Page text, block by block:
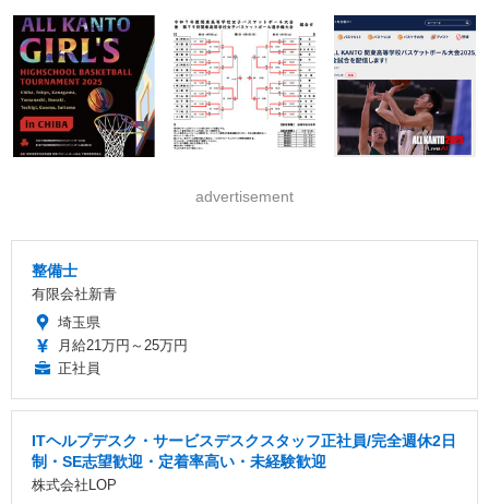
advertisement
整備士
有限会社新青
埼玉県
月給21万円～25万円
正社員
ITヘルプデスク・サービスデスクスタッフ正社員/完全週休2日
制・SE志望歓迎・定着率高い・未経験歓迎
株式会社LOP